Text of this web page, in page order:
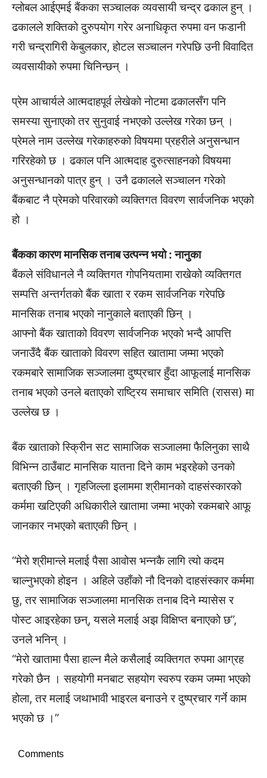
ग्लोबल आईएमई बैंकका सञ्चालक व्यवसायी चन्द्र ढकाल हुन् ।
ढकालले शक्तिको दुरुपयोग गरेर अनाधिकृत रुपमा वन फडानी
गरी चन्द्रागिरी केबुलकार, होटल सञ्चालन गरेपछि उनी विवादित
व्यवसायीको रुपमा चिनिन्छन् ।
प्रेम आचार्यले आत्मदाहपूर्व लेखेको नोटमा ढकालसँग पनि
समस्या सुनाएको तर सुनुवाई नभएको उल्लेख गरेका छन् ।
प्रेमले नाम उल्लेख गरेकाहरुको विषयमा प्रहरीले अनुसन्धान
गरिरहेको छ । ढकाल पनि आत्मदाह दुरुत्साहनको विषयमा
अनुसन्धानको पात्र हुन् । उनै ढकालले सञ्चालन गरेको
बैंकबाट नै प्रेमको परिवारको व्यक्तिगत विवरण सार्वजनिक भएको
हो ।
बैंकका कारण मानसिक तनाब उत्पन्न भयो : नानुका
बैंकले संविधानले नै व्यक्तिगत गोपनियतामा राखेको व्यक्तिगत
सम्पत्ति अन्तर्गतको बैंक खाता र रकम सार्वजनिक गरेपछि
मानसिक तनाब भएको नानुकाले बताएकी छिन् ।
आफ्नो बैंक खाताको विवरण सार्वजनिक भएको भन्दै आपत्ति
जनाउँदै बैंक खाताको विवरण सहित खातामा जम्मा भएको
रकमबारे सामाजिक सञ्जालमा दुष्प्रचार हुँदा आफूलाई मानसिक
तनाब भएको उनले बताएको राष्ट्रिय समाचार समिति (रासस) मा
उल्लेख छ ।
बैंक खाताको स्क्रिीन सट सामाजिक सञ्जालमा फैलिनुका साथै
विभिन्न ठाउँबाट मानसिक यातना दिने काम भइरहेको उनको
बताएकी छिन् । गृहजिल्ला इलाममा श्रीमानको दाहसंस्कारको
कर्ममा खटिएकी अधिकारीले खातामा जम्मा भएको रकमबारे आफू
जानकार नभएको बताएकी छिन् ।
“मेरो श्रीमान्ले मलाई पैसा आवोस भन्नकै लागि त्यो कदम
चाल्नुभएको होइन । अहिले उहाँको नौ दिनको दाहसंस्कार कर्ममा
छु, तर सामाजिक सञ्जालमा मानसिक तनाब दिने म्यासेस र
पोस्ट आइरहेका छन्, यसले मलाई अझ विक्षिप्त बनाएको छ”,
उनले भनिन् ।
“मेरो खातामा पैसा हाल्न मैले कसैलाई व्यक्तिगत रुपमा आग्रह
गरेको छैन । सहयोगी मनबाट सहयोग स्वरुप रकम जम्मा भएको
होला, तर मलाई जथाभावी भाइरल बनाउने र दुष्प्रचार गर्ने काम
भएको छ ।”
Comments